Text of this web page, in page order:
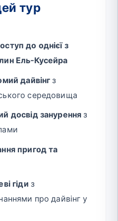
тур
до однієї з
Ель-Кусейра
дайвінг з
середовища
досвід занурення з
пригод та
гіди з
про дайвінг у